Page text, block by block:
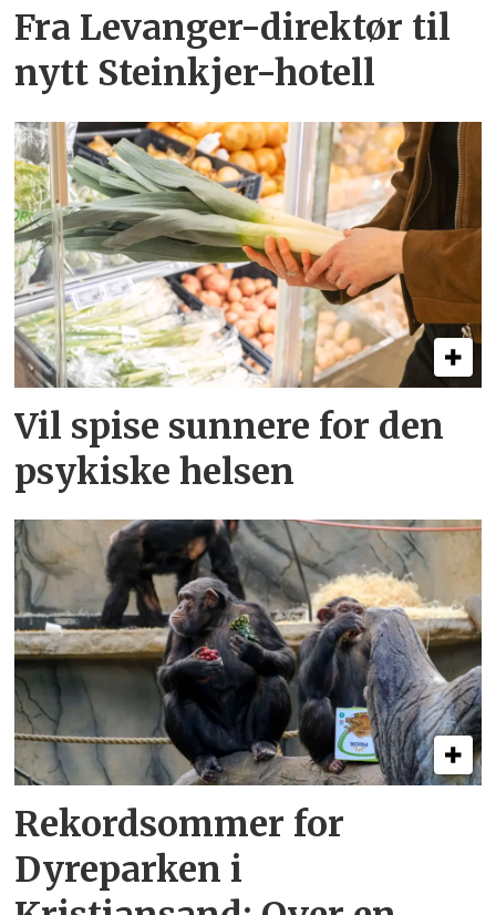
Fra Levanger-direktør til
nytt Steinkjer-hotell
Vil spise sunnere for den
psykiske helsen
Rekordsommer for
Dyreparken i